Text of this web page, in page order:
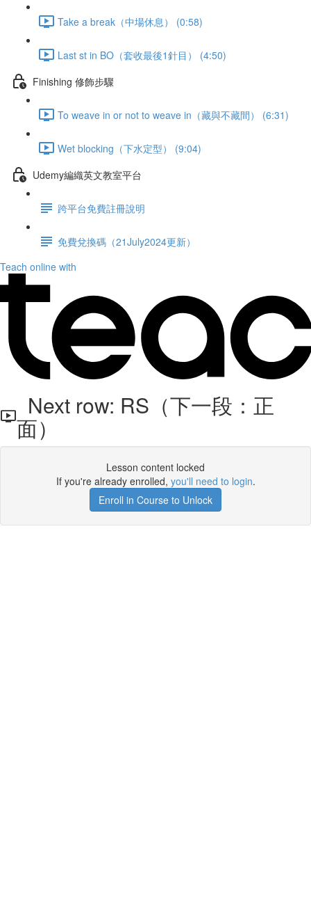
Take a break（中場休息） (0:58)
Last st in BO（套收最後1針目） (4:50)
Finishing 修飾步驟
To weave in or not to weave in（藏與不藏間） (6:31)
Wet blocking（下水定型） (9:04)
Udemy編織英文教室平台
跨平台免費註冊說明
免費兌換碼（21July2024更新）
Teach online with
Next row: RS（下一段：正
面）
Lesson content locked
If you're already enrolled, you'll need to login.
Enroll in Course to Unlock